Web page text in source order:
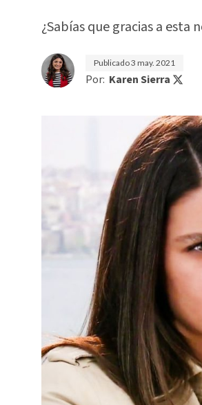
¿Sabías que gracias a esta
Publicado3 may. 2021
Por: Karen Sierra